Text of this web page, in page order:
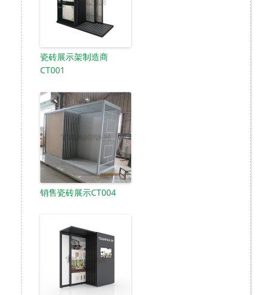
瓷砖展示架制造商
CT001
销售瓷砖展示CT004